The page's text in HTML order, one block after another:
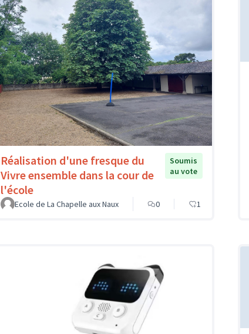
Réalisation d'une fresque du
Vivre ensemble dans la cour de
l'école
Soumis
au vote
Ecole de La Chapelle aux Naux 0 1